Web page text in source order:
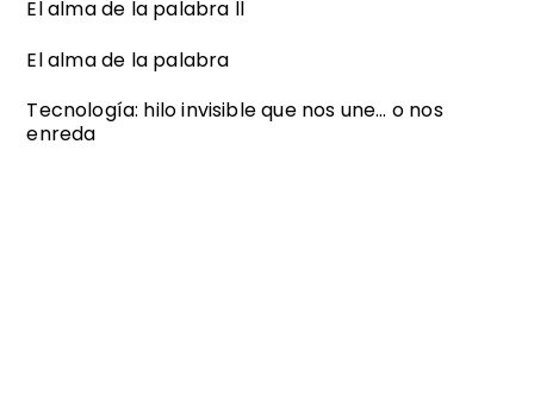
El alma de la palabra ll
El alma de la palabra
Tecnología: hilo invisible que nos une… o nos
enreda